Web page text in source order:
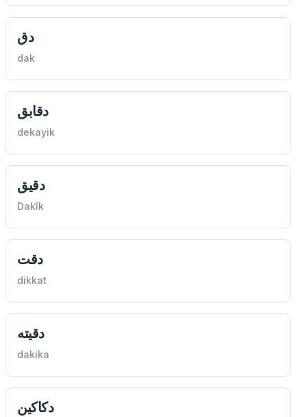
دق
dak
دقابق
dekayik
دقيق
Dakîk
دقت
dikkat
دقيته
dakika
دكاكين